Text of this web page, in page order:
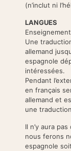
(n’inclut ni
LANGUES
Une
allemand
espagnole
intéressées.
Pendant
en français
allemand et
une
Il n’y aura
nous ferons
espagnole